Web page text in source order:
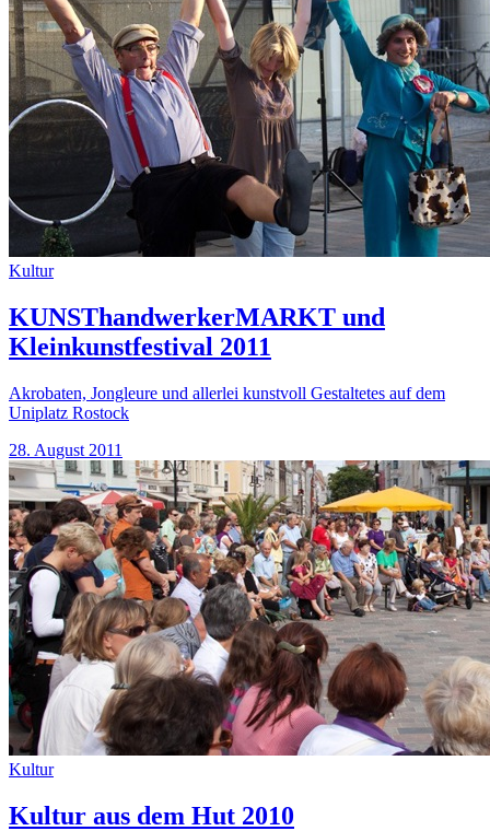
Kultur
KUNSThandwerkerMARKT und
Kleinkunstfestival 2011
Akrobaten, Jongleure und allerlei kunstvoll Gestaltetes auf dem
Uniplatz Rostock
28. August 2011
Kultur
Kultur aus dem Hut 2010